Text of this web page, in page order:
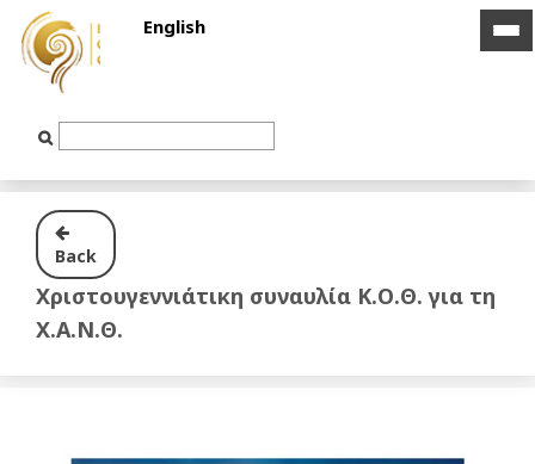
English
Input
Back
Χριστουγεννιάτικη συναυλία Κ.Ο.Θ. για τη
Χ.Α.Ν.Θ.